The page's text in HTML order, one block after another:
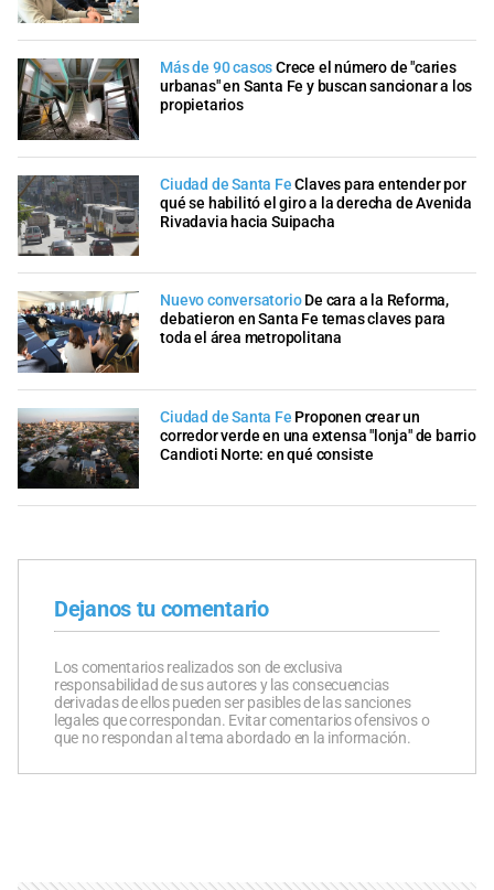
Más de 90 casosCrece el número de "caries
urbanas" en Santa Fe y buscan sancionar a los
propietarios
Ciudad de Santa Fe Claves para entender por
qué se habilitó el giro a la derecha de Avenida
Rivadavia hacia Suipacha
Nuevo conversatorio De cara a la Reforma,
debatieron en Santa Fe temas claves para
toda el área metropolitana
Ciudad de Santa Fe Proponen crear un
corredor verde en una extensa "lonja" de barrio
Candioti Norte: en qué consiste
Dejanos tu comentario
Los comentarios realizados son de exclusiva
responsabilidad de sus autores y las consecuencias
derivadas de ellos pueden ser pasibles de las sanciones
legales que correspondan. Evitar comentarios ofensivos o
que no respondan al tema abordado en la información.